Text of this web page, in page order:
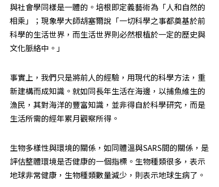
與社會學同樣是一體的。培根即定義藝術為「人和自然的
相乘」；現象學大師胡塞爾說「一切科學之事都奠基於前
科學的生活世界，而生活世界則必然根植於一定的歷史與
文化脈絡中。」
事實上，我們只是將前人的經驗，用現代的科學方法，重
新建構而成知識。就如同長年生活在海邊，以捕魚維生的
漁民，其對海洋的豐富知識，並非得自於科學研究，而是
生活所需的經年累月觀察所得。
生物多樣性與環境的關係，如同體溫與SARS間的關係，是
評估整體環境是否健康的一個指標。生物種類很多，表示
地球非常健康，生物種類數量減少，則表示地球生病了。